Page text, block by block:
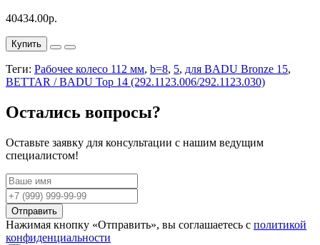
40434.00р.
Купить
Теги: Рабочее колесо 112 мм, b=8, 5, для BADU Bronze 15,
BETTAR / BADU Top 14 (292.1123.006/292.1123.030)
Остались вопросы?
Оставьте заявку для консультации с нашим ведущим
специалистом!
Отправить
Нажимая кнопку «Отправить», вы соглашаетесь с политикой
конфиденциальности